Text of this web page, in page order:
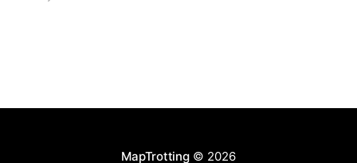
MapTrotting© 2026